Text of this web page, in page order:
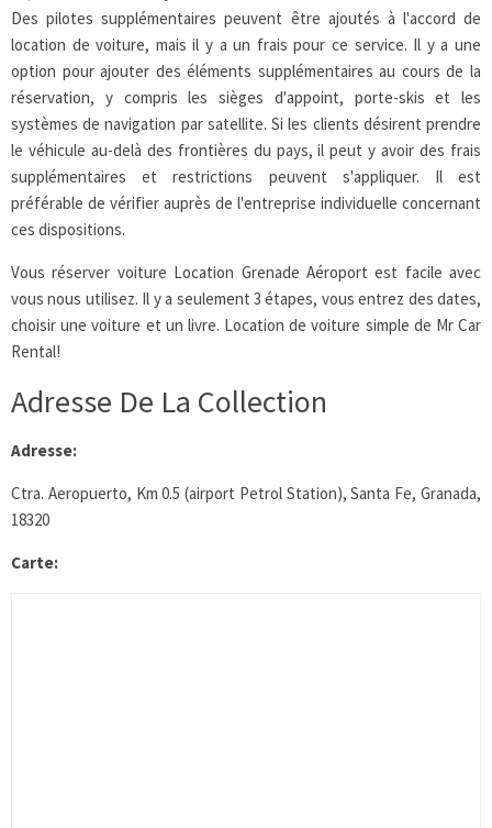
Des pilotes supplémentaires peuvent être ajoutés à l'accord de
location de voiture, mais il y a un frais pour ce service. Il y a une
option pour ajouter des éléments supplémentaires au cours de la
réservation, y compris les sièges d'appoint, porte-skis et les
systèmes de navigation par satellite. Si les clients désirent prendre
le véhicule au-delà des frontières du pays, il peut y avoir des frais
supplémentaires et restrictions peuvent s'appliquer. Il est
préférable de vérifier auprès de l'entreprise individuelle concernant
ces dispositions.
Vous réserver voiture Location Grenade Aéroport est facile avec
vous nous utilisez. Il y a seulement 3 étapes, vous entrez des dates,
choisir une voiture et un livre. Location de voiture simple de Mr Car
Rental!
Adresse De La Collection
Adresse:
Ctra. Aeropuerto, Km 0.5 (airport Petrol Station), Santa Fe, Granada,
18320
Carte: